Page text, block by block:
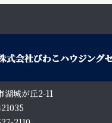
湖城が丘2-11